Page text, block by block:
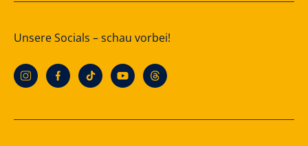
Unsere Socials – schau vorbei!